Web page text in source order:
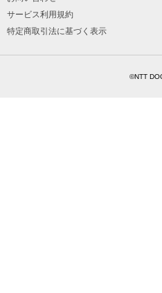
サービス利用規約
特定商取引法に基づく表示
©NTT